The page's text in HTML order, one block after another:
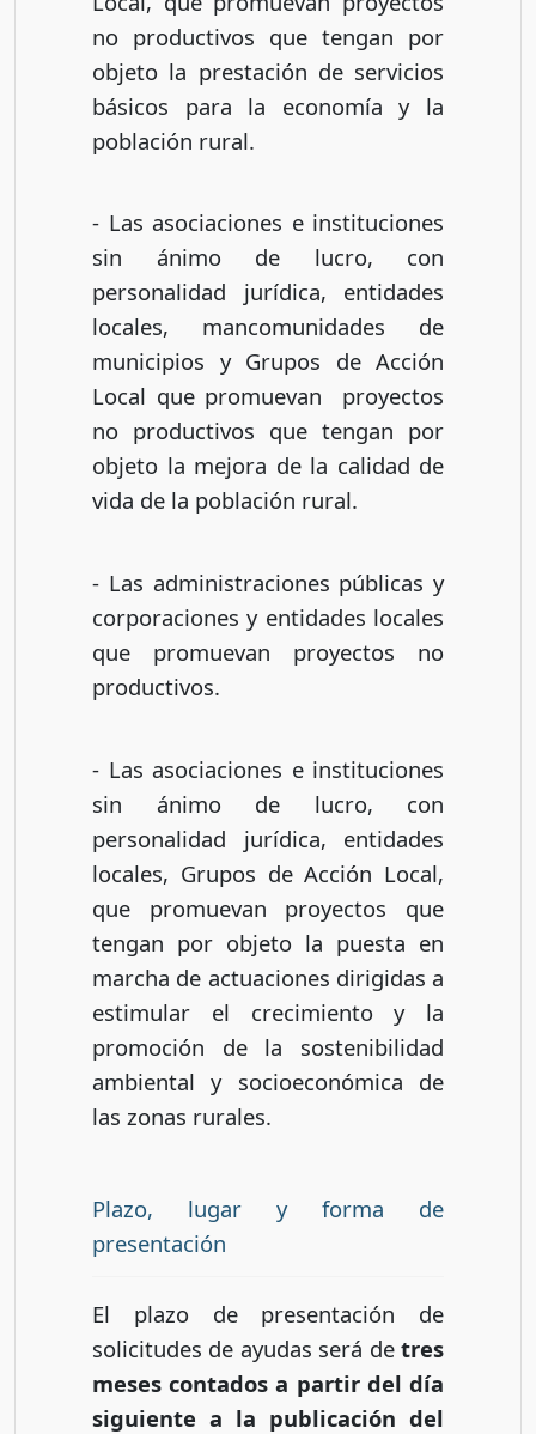
no productivos que tengan por
objeto la prestación de servicios
básicos para la economía y la
población rural.
- Las asociaciones e instituciones
sin ánimo de lucro, con
personalidad jurídica, entidades
locales, mancomunidades de
municipios y Grupos de Acción
Local que promuevan proyectos
no productivos que tengan por
objeto la mejora de la calidad de
vida de la población rural.
- Las administraciones públicas y
corporaciones y entidades locales
que promuevan proyectos no
productivos.
- Las asociaciones e instituciones
sin ánimo de lucro, con
personalidad jurídica, entidades
locales, Grupos de Acción Local,
que promuevan proyectos que
tengan por objeto la puesta en
marcha de actuaciones dirigidas a
estimular el crecimiento y la
promoción de la sostenibilidad
ambiental y socioeconómica de
las zonas rurales.
Plazo, lugar y forma de
presentación
El plazo de presentación de
solicitudes de ayudas será de tres
meses contados a partir del día
siguiente a la publicación del